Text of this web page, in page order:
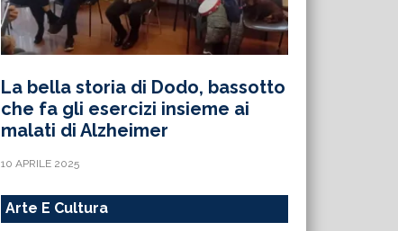
La bella storia di Dodo, bassotto
che fa gli esercizi insieme ai
malati di Alzheimer
10 APRILE 2025
Arte E Cultura